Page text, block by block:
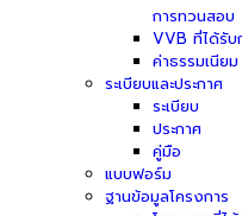
การทวนสอบ
VVB ที่ได้รับ
ค่าธรรมเนียม
ระเบียบและประกาศ
ระเบียบ
ประกาศ
คู่มือ
แบบฟอร์ม
ฐานข้อมูลโครงการ